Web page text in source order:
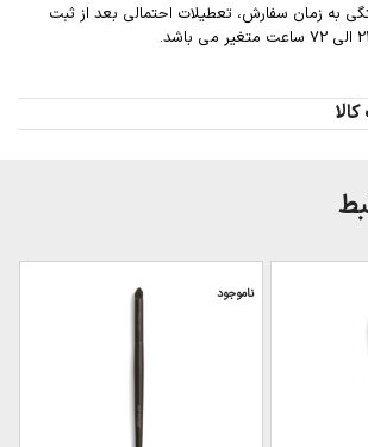
به زمان سفارش، تعطیلات احتمالی بعد از ثبت
ناموجود